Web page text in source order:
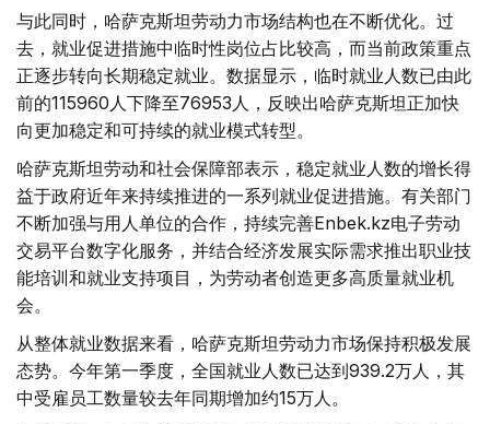
与此同时，哈萨克斯坦劳动力市场结构也在不断优化。过
去，就业促进措施中临时性岗位占比较高，而当前政策重点
正逐步转向长期稳定就业。数据显示，临时就业人数已由此
前的115960人下降至76953人，反映出哈萨克斯坦正加快
向更加稳定和可持续的就业模式转型。
哈萨克斯坦劳动和社会保障部表示，稳定就业人数的增长得
益于政府近年来持续推进的一系列就业促进措施。有关部门
不断加强与用人单位的合作，持续完善Enbek.kz电子劳动
交易平台数字化服务，并结合经济发展实际需求推出职业技
能培训和就业支持项目，为劳动者创造更多高质量就业机
会。
从整体就业数据来看，哈萨克斯坦劳动力市场保持积极发展
态势。今年第一季度，全国就业人数已达到939.2万人，其
中受雇员工数量较去年同期增加约15万人。